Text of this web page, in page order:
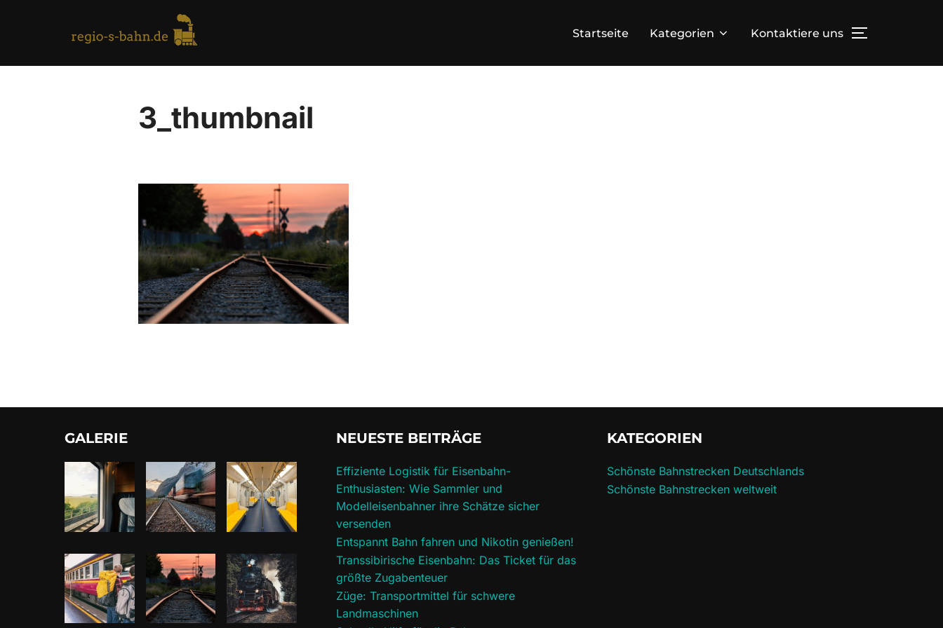
Startseite Kategorien Kontaktiere uns TOGGLE
3_thumbnail
GALERIE NEUESTE BEITRÄGE
Effiziente Logistik für Eisenbahn-
Enthusiasten: Wie Sammler und
Modelleisenbahner ihre Schätze sicher
versenden
Entspannt Bahn fahren und Nikotin genießen!
Transsibirische Eisenbahn: Das Ticket für das
größte Zugabenteuer
Züge: Transportmittel für schwere
Landmaschinen
KATEGORIEN
Schönste Bahnstrecken Deutschlands
Schönste Bahnstrecken weltweit